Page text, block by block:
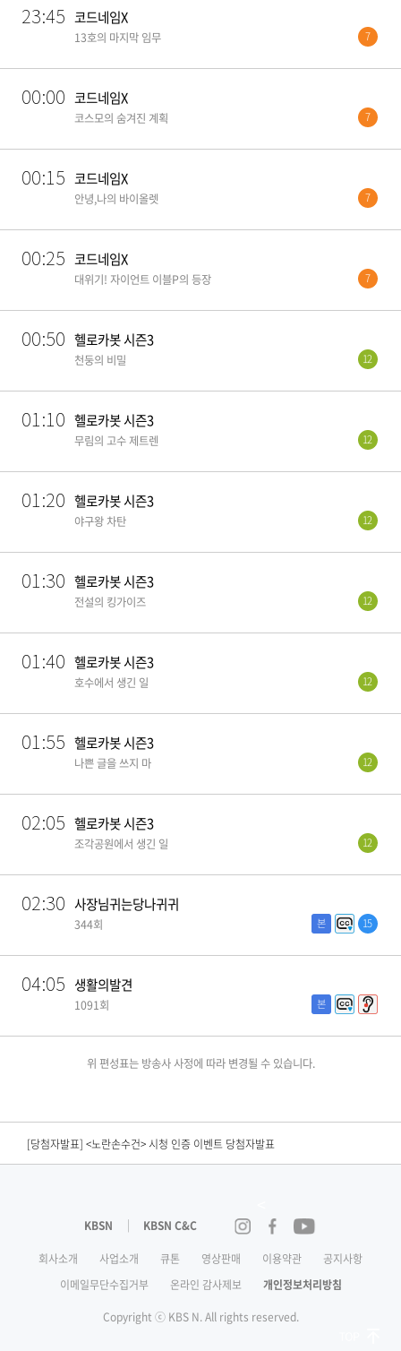
23:45 코드네임X
13호의 마지막 임무 7
00:00 코드네임X
코스모의 숨겨진 계획 7
00:15 코드네임X
안녕,나의 바이올렛 7
00:25 코드네임X
대위기! 자이언트 이블P의 등장 7
00:50 헬로카봇 시즌3
천둥의 비밀 12
01:10 헬로카봇 시즌3
무림의 고수 제트렌 12
01:20 헬로카봇 시즌3
야구왕 차탄 12
01:30 헬로카봇 시즌3
전설의 킹가이즈 12
01:40 헬로카봇 시즌3
호수에서 생긴 일 12
01:55 헬로카봇 시즌3
나쁜 글을 쓰지 마 12
02:05 헬로카봇 시즌3
조각공원에서 생긴 일 12
02:30 사장님귀는당나귀귀
344회 본 15
04:05 생활의발견
1091회 본
위 편성표는 방송사 사정에 따라 변경될 수 있습니다.
[당첨자발표] <노란손수건> 시청 인증 이벤트 당첨자발표
[당첨자발표] <닥치고 한일전> 2회 본방송 이벤트 당첨자 발표
[당첨자발표] <닥치고 한일전> 첫방송 이벤트 당첨자발표
[편성공지] KBS Joy <괴담노트 시즌2> 휴방안내
[결산공고] KBS N 제 25기 결산공고
KBSN KBSN C&C 인스타그램페이스북유튜브
회사소개
사업소개 큐톤 영상판매 이용약관
공지사항
이메일무단수집거부
온라인 감사제보
개인정보처리방침
Copyright ⓒ KBS N. All rights reserved.